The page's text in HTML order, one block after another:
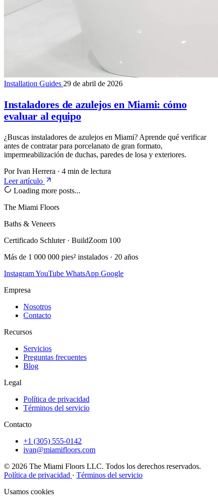
Installation Guides 29 de abril de 2026
Instaladores de azulejos en Miami: cómo
evaluar al equipo
¿Buscas instaladores de azulejos en Miami? Aprende qué verificar
antes de contratar para porcelanato de gran formato,
impermeabilización de duchas, paredes de losa y exteriores.
Por Ivan Herrera · 4 min de lectura
Leer artículo
Loading more posts...
The Miami Floors
Baths & Veneers
Certificado Schluter · BuildZoom 100
Más de 1 000 000 pies² instalados · 20 años
InstagramYouTube WhatsApp Google
Empresa
Nosotros
Contacto
Recursos
Servicios
Preguntas frecuentes
Blog
Legal
Política de privacidad
Términos del servicio
Contacto
+1 (305) 555-0142
ivan@miamifloors.com
© 2026 The Miami Floors LLC. Todos los derechos reservados.
Política de privacidad · Términos del servicio
Usamos cookies